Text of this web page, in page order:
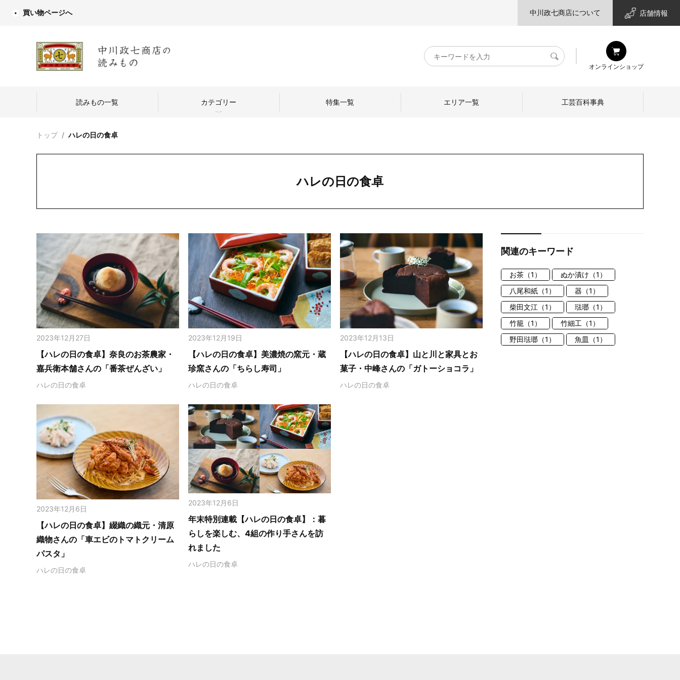
買い物ページへ 中川政七商店について 店舗情報
キ
ー
検
オンラインショップ
読みもの一覧 カテゴリー
日本の暮らし 中川政七商店のひと
特集一覧 エリア一覧 工芸百科事典
トップ ハレの日の食卓
ハレの日の食卓
2023年12月27日
【ハレの日の食卓】奈良のお茶農家・
嘉兵衛本舗さんの「番茶ぜんざい」
ハレの日の食卓
2023年12月19日
【ハレの日の食卓】美濃焼の窯元・蔵
珍窯さんの「ちらし寿司」
ハレの日の食卓
2023年12月13日
【ハレの日の食卓】山と川と家具とお
菓子・中峰さんの「ガトーショコラ」
ハレの日の食卓
2023年12月6日
【ハレの日の食卓】綴織の織元・清原
織物さんの「車エビのトマトクリーム
パスタ」
ハレの日の食卓
2023年12月6日
年末特別連載【ハレの日の食卓】：暮
らしを楽しむ、4組の作り手さんを訪
れました
ハレの日の食卓
関連のキーワード
お茶（1）
ぬか漬け（1）
八尾和紙（1）
器（1）
柴田文江（1）
琺瑯（1）
竹籠（1）
竹細工（1）
野田琺瑯（1）
魚皿（1）